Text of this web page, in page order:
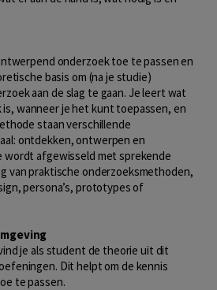
onderzoek toe te passen en
basis om (na je studie)
aan de slag te gaan. Je leert wat
wanneer je het kunt toepassen, en
staan verschillende
ontdekken, ontwerpen en
wordt afgewisseld met sprekende
van praktische onderzoeksmethoden,
persona’s, prototypes of
je als student de theorie uit dit
Dit helpt om de kennis
te passen.